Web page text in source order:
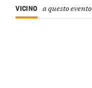
VICINO a questo evento